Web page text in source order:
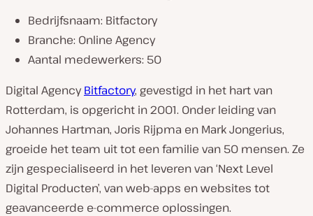
k
l
a
:
Bedrijfsnaam: Bitfactory
Branche: Online Agency
Aantal medewerkers: 50
Digital AgencyBitfactory, gevestigd in het hart van
Rotterdam, is opgericht in 2001. Onder leiding van
Johannes Hartman, Joris Rijpma en Mark Jongerius,
groeide het team uit tot een familie van 50 mensen. Ze
zijn gespecialiseerd in het leveren van ‘Next Level
Digital Producten’, van web-apps en websites tot
geavanceerde e-commerce oplossingen.